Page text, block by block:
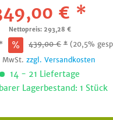
€ *
Nettopreis: 293,28 €
* 439,00€ * (20,5%
zzgl. Versandkosten
14 - 21 Liefertage
Lagerbestand: 1 Stück